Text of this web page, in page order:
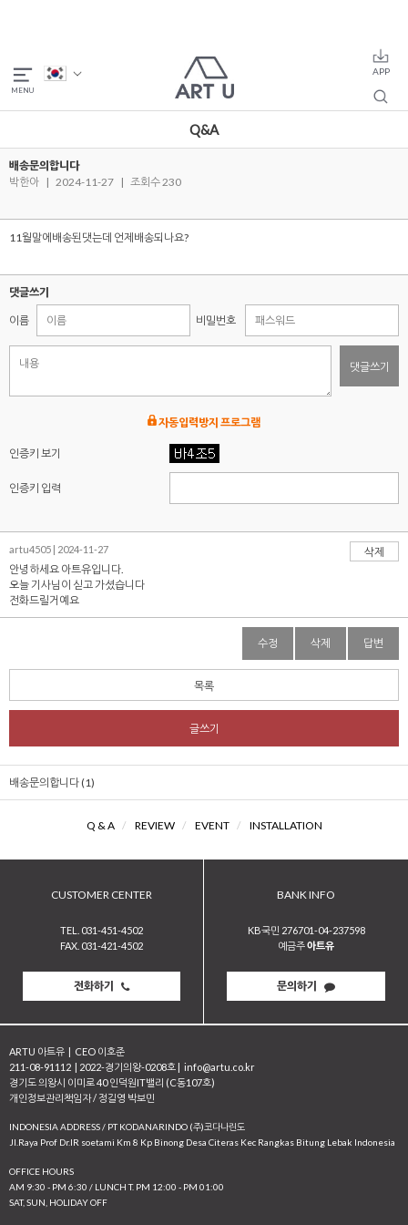
Q&A
배송문의합니다
박한아 | 2024-11-27 | 조회수 230
11월말에배송된댓는데 언제배송되나요?
댓글쓰기
이름 비밀번호
댓글쓰기
자동입력방지 프로그램
인증키 보기
인증키 입력
artu4505 | 2024-11-27
삭제
안녕하세요 아트유입니다.
오늘 기사님이 싣고 가셨습니다
전화드릴거예요
수정 삭제 답변
목록
글쓰기
배송문의합니다 (1)
Q & A / REVIEW / EVENT / INSTALLATION
CUSTOMER CENTER
TEL. 031-451-4502
FAX. 031-421-4502
전화하기
BANK INFO
KB국민 276701-04-237598
예금주아트유
문의하기
ARTU 아트유 | CEO 이호준
211-08-91112 | 2022-경기의왕-0208호 | info@artu.co.kr
경기도 의왕시 이미로 40 인덕원IT밸리 (C동107호)
개인정보관리책임자 / 정길영 박보민
INDONESIA ADDRESS / PT KODANARINDO (주)코다나린도
JI.Raya Prof Dr.IR soetami Km 8 Kp Binong Desa Citeras Kec Rangkas Bitung Lebak Indonesia
OFFICE HOURS
AM 9:30 - PM 6:30 / LUNCH T. PM 12:00 - PM 01:00
SAT, SUN, HOLIDAY OFF